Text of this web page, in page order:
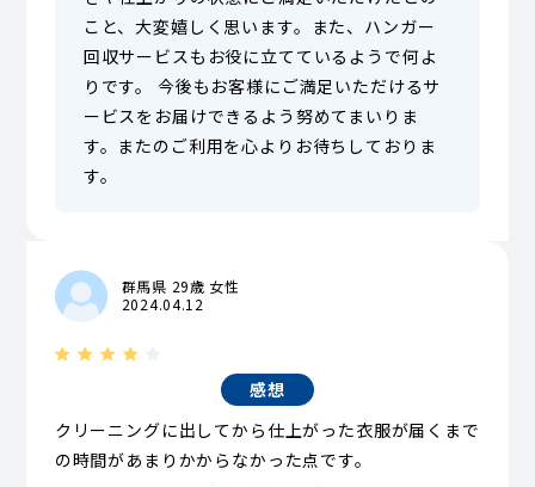
こと、大変嬉しく思います。また、ハンガー
回収サービスもお役に立てているようで何よ
りです。 今後もお客様にご満足いただけるサ
ービスをお届けできるよう努めてまいりま
す。またのご利用を心よりお待ちしておりま
す。
群馬県 29歳 女性
2024.04.12
感想
クリーニングに出してから仕上がった衣服が届くまで
の時間があまりかからなかった点です。